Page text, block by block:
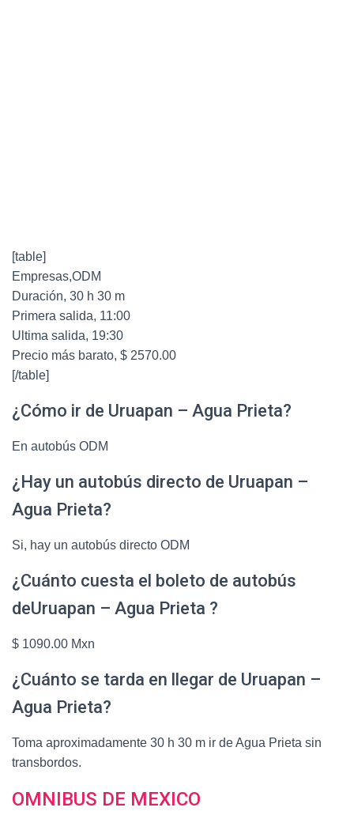
[table]
Empresas,ODM
Duración, 30 h 30 m
Primera salida, 11:00
Ultima salida, 19:30
Precio más barato, $ 2570.00
[/table]
¿Cómo ir de Uruapan – Agua Prieta?
En autobús ODM
¿Hay un autobús directo de Uruapan –
Agua Prieta?
Si, hay un autobús directo ODM
¿Cuánto cuesta el boleto de autobús
deUruapan – Agua Prieta ?
$ 1090.00 Mxn
¿Cuánto se tarda en llegar de Uruapan –
Agua Prieta?
Toma aproximadamente 30 h 30 m ir de Agua Prieta sin
transbordos.
OMNIBUS DE MEXICO